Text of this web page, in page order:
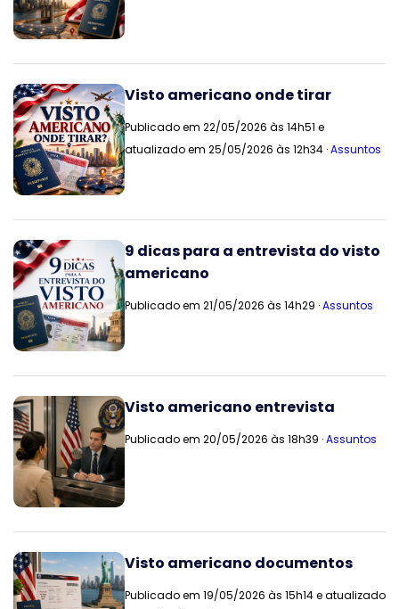
Visto americano onde tirar
Publicado em 22/05/2026 às 14h51 e
atualizado em 25/05/2026 às 12h34 ·Assuntos
9 dicas para a entrevista do visto
americano
Publicado em 21/05/2026 às 14h29 ·Assuntos
Visto americano entrevista
Publicado em 20/05/2026 às 18h39 ·Assuntos
Visto americano documentos
Publicado em 19/05/2026 às 15h14 e atualizado